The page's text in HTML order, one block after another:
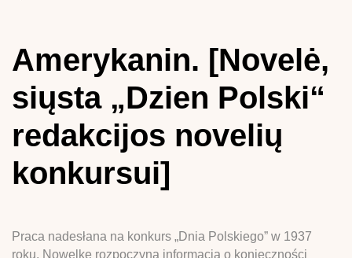
Amerykanin. [Novelė,
siųsta „Dzien Polski“
redakcijos novelių
konkursui]
Praca nadesłana na konkurs „Dnia Polskiego” w 1937
roku. Nowelkę rozpoczyna informacja o konieczności